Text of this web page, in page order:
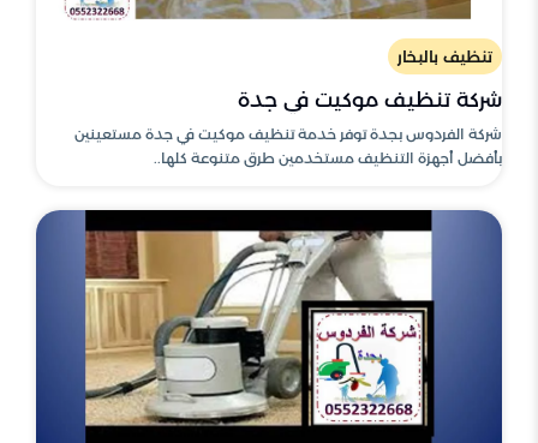
تنظيف بالبخار
شركة تنظيف موكيت في جدة
شركة الفردوس بجدة توفر خدمة تنظيف موكيت في جدة مستعينين
بأفضل أجهزة التنظيف مستخدمين طرق متنوعة كلها..